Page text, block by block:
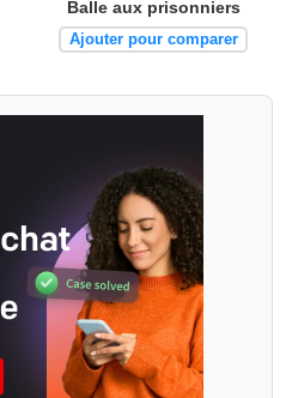
Balle aux prisonniers
Ajouter pour comparer